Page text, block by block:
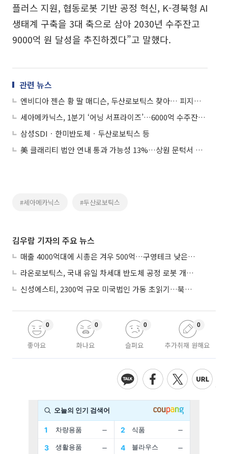
플러스 지원, 협동로봇 기반 공정 혁신, K-경북형 AI
생태계 구축을 3대 축으로 삼아 2030년 수주잔고
9000억 원 달성을 추진하겠다”고 말했다.
관련 뉴스
엔비디아 젠슨 황 딸 매디슨, 두산로보틱스 찾아… 피지컬 AI 기술 협력 논의
세아메카닉스, 1분기 ‘어닝 서프라이즈’…6000억 수주잔고 본격 출하 개시
삼성SDIㆍ한미반도체ㆍ두산로보틱스 등
美 클래리티 법안 연내 통과 가능성 13%…상원 문턱서 제동
#세아메카닉스 #두산로보틱스
김우람 기자의 주요 뉴스
매출 4000억대에 시총은 겨우 500억…구영테크 낮은 몸값에 저가 승계 마무리
라온로보틱스, 국내 유일 차세대 반도체 공정 로봇 개발 ‘고객사 테스트 진행’
신성에스티, 2300억 규모 미국법인 가동 초읽기…북미 ESS 공략 본격화
좋아요
0
화나요
0
슬퍼요
0
추가취재 원해요
0